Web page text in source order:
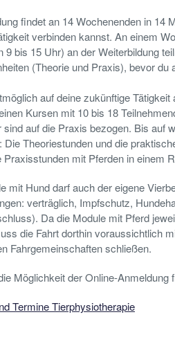
findet an 14 Wochenenden in 14
verbinden kannst. An einem
9 bis 15 Uhr) an der Weiterbildung
(Theorie und Praxis), bevor
auf deine zukünftige
Kursen mit 10 bis 18
sind auf die Praxis bezogen. Bis auf
Die Theoriestunden und die
Praxisstunden mit Pferden in einem
mit Hund darf auch der eigene
verträglich, Impfschutz,
Da die Module mit Pferd
die Fahrt dorthin voraussichtlich
Fahrgemeinschaften schließen.
Möglichkeit der Online-Anmeldung
Termine Tierphysiotherapie